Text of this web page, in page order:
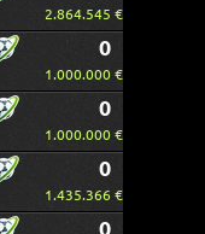
2.864.545 €
0
1.000.000 €
0
1.000.000 €
0
1.435.366 €
0